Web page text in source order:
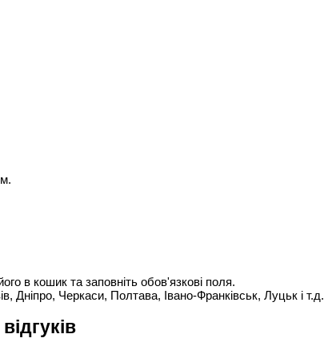
в кошик та заповніть обов'язкові поля.
Дніпро, Черкаси, Полтава, Івано-Франківськ, Луцьк і т.д.